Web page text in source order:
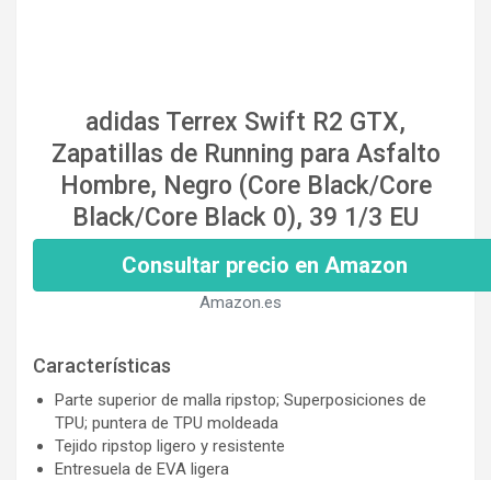
adidas Terrex Swift R2 GTX,
Zapatillas de Running para Asfalto
Hombre, Negro (Core Black/Core
Black/Core Black 0), 39 1/3 EU
Consultar precio en Amazon
Amazon.es
Características
Parte superior de malla ripstop; Superposiciones de
TPU; puntera de TPU moldeada
Tejido ripstop ligero y resistente
Entresuela de EVA ligera